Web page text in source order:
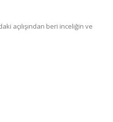
açılışından beri inceliğin ve